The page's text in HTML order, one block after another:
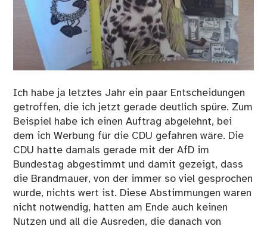
Ich habe ja letztes Jahr ein paar Entscheidungen
getroffen, die ich jetzt gerade deutlich spüre. Zum
Beispiel habe ich einen Auftrag abgelehnt, bei
dem ich Werbung für die CDU gefahren wäre. Die
CDU hatte damals gerade mit der AfD im
Bundestag abgestimmt und damit gezeigt, dass
die Brandmauer, von der immer so viel gesprochen
wurde, nichts wert ist. Diese Abstimmungen waren
nicht notwendig, hatten am Ende auch keinen
Nutzen und all die Ausreden, die danach von